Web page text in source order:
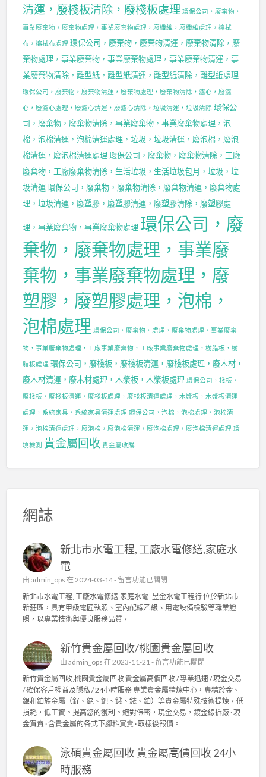
清運，廢棧板清除，廢棧板處理 環保公司，廢棄物，
事業廢棄物，廢棄物處理，事業廢棄物處理，廢纖維，廢纖維處理，擦拭
布，擦拭布處理 環保公司，廢棄物，廢棄物清運，廢棄物清除，廢
棄物處理，事業廢棄物，事業廢棄物處理，事業廢棄物清運，事
業廢棄物清除，離型紙，離型紙清運，離型紙清除，離型紙處理
環保公司，廢棄物，廢棄物清運，廢棄物處理，廢棄物清除，濾心，廢濾
心，廢濾心處理，廢濾心清運，廢濾心清除，垃圾清運，垃圾清除 環保公
司，廢棄物，廢棄物清除，事業廢棄物，事業廢棄物處理，泡
棉，泡棉清運，泡棉清運處理，垃圾，垃圾清運，廢泡棉，廢泡
棉清運，廢泡棉清運處理 環保公司，廢棄物，廢棄物清除，工廠
廢棄物，工廠廢棄物清除，生活垃圾，生活垃圾包月，垃圾，垃
圾清運 環保公司，廢棄物，廢棄物清除，廢棄物清運，廢棄物處
理，垃圾清運，廢塑膠，廢塑膠清運，廢塑膠清除，廢塑膠處
理，事業廢棄物，事業廢棄物處理 環保公司，廢
棄物，廢棄物處理，事業廢
棄物，事業廢棄物處理，廢
塑膠，廢塑膠處理，泡棉，
泡棉處理 環保公司，廢棄物，處理，廢棄物處理，事業廢棄
物，事業廢棄物處理，工廠事業廢棄物，工廠事業廢棄物處理，樹脂板，樹
脂板處理 環保公司，廢棧板，廢棧板清運，廢棧板處理，廢木材，
廢木材清運，廢木材處理，木漿板，木漿板處理 環保公司，棧板，
廢棧板，廢棧板清運，廢棧板處理，廢棧板清運處理，木漿板，木漿板清運
處理，系統家具，系統家具清運處理 環保公司，泡棉，泡棉處理，泡棉清
運，泡棉清運處理，廢泡棉，廢泡棉清運，廢泡棉處理，廢泡棉清運處理 環
境檢測 貴金屬回收 貴金屬收購
網誌
新北市水電工程, 工廠水電修繕,家庭水
電
由 admin_ops 在 2024-03-14 - 在
〈
新
北
市
電
工
,
工
廠
水
電
繕
,
留言功能已關閉
新北市水電工程, 工廠水電修繕,家庭水電 -昱金水電工程行 位於新北市
新莊區，具有甲級電匠執照、室內配線乙級、用電設備檢驗等職業證
照，以專業技術與優良服務品質，
新竹貴金屬回收/桃園貴金屬回收
由admin_ops 在 2023-11-21 - 在
〈
新
竹
貴
金
屬
收
留言功能已關閉
新竹貴金屬回收,桃園貴金屬回收 貴金屬高價回收 / 專業迅速 / 現金交易
/ 確保客戶權益及隱私 / 24小時服務 專業貴金屬精煉中心，專精於金、
銀和鉑族金屬（釕、銠、鈀、鋨、銥、鉑）等貴金屬特殊技術提煉，低
損耗，低工資。提高您的獲利。絕對保密，現金交易，鍍金線拆廠 · 現
金買賣 · 含貴金屬的各式下腳料買賣 · 取樣後報價。
泳碩貴金屬回收 貴金屬高價回收 24小
時服務